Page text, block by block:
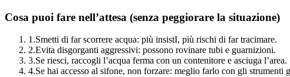
Cosa puoi fare nell’attesa (senza peggiorare la situazione)
1.Smetti di far scorrere acqua: più insistI, più rischi di far tracimare.
2.Evita disgorganti aggressivi: possono rovinare tubi e guarnizioni.
3.Se riesci, raccogli l’acqua ferma con un contenitore e asciuga l’area.
4.Se hai accesso al sifone, non forzare: meglio farlo con gli strumenti